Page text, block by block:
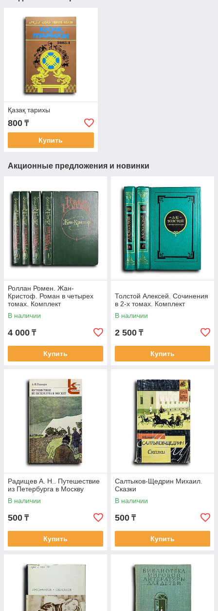
Қазақ тарихы
800 ₸
Купить
Акционные предложения и новинки
Роллан Ромен. Жан-
Кристоф. Роман в четырех
томах. Комплект
В наличии
4 000 ₸
Купить
Толстой Алексей. Сочинения
в 2-х томах. Комплект
В наличии
2 500 ₸
Купить
Радищев А. Н.. Путешествие
из Петербурга в Москву
В наличии
500 ₸
Купить
Салтыков-Щедрин Михаил.
Сказки
В наличии
500 ₸
Купить